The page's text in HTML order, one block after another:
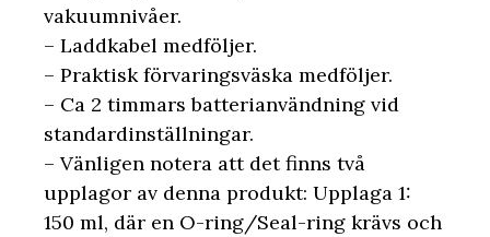
vakuumnivåer.
– Laddkabel medföljer.
– Praktisk förvaringsväska medföljer.
– Ca 2 timmars batterianvändning vid
standardinställningar.
– Vänligen notera att det finns två
upplagor av denna produkt: Upplaga 1:
150 ml, där en O-ring/Seal-ring krävs och